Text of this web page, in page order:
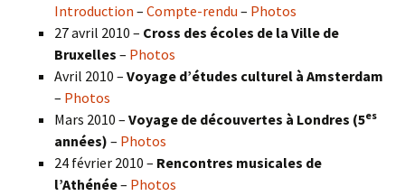
Introduction – Compte-rendu – Photos
27 avril 2010 – Cross des écoles de la Ville de
Bruxelles – Photos
Avril 2010 – Voyage d’études culturel à Amsterdam
– Photos
Mars 2010 – Voyage de découvertes à Londres (5es
années) – Photos
24 février 2010 – Rencontres musicales de
l’Athénée– Photos